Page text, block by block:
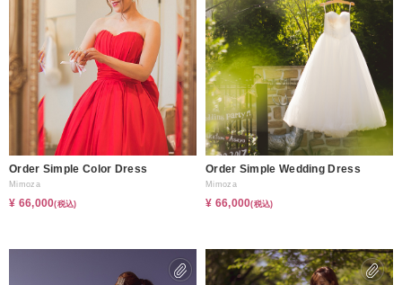
Order Simple Color Dress
Mimoza
¥ 66,000(税込)
Order Simple Wedding Dress
Mimoza
¥ 66,000(税込)